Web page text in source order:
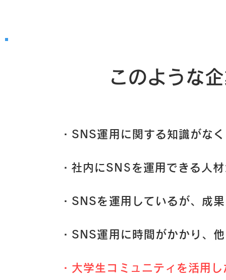
このような
・SNS運用に関する知識がな
・社内にSNSを運用できる人
・SNSを運用しているが、成
・SNS運用に時間がかかり、
・大学生コミュニティを活用